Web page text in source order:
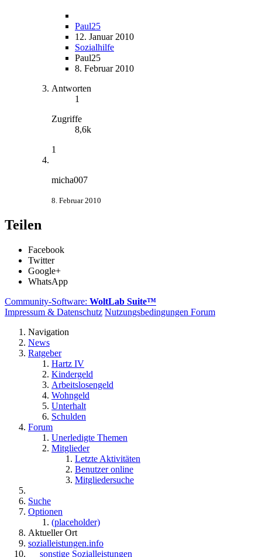
Paul25
12. Januar 2010
Sozialhilfe
Paul25
8. Februar 2010
Antworten
1
Zugriffe
8,6k
1
micha007
8. Februar 2010
Teilen
Facebook
Twitter
Google+
WhatsApp
Community-Software: WoltLab Suite™
Impressum & Datenschutz Nutzungsbedingungen Forum
Navigation
News
Ratgeber
Hartz IV
Kindergeld
Arbeitslosengeld
Wohngeld
Unterhalt
Schulden
Forum
Unerledigte Themen
Mitglieder
Letzte Aktivitäten
Benutzer online
Mitgliedersuche
Suche
Optionen
(placeholder)
Aktueller Ort
sozialleistungen.info
sonstige Sozialleistungen